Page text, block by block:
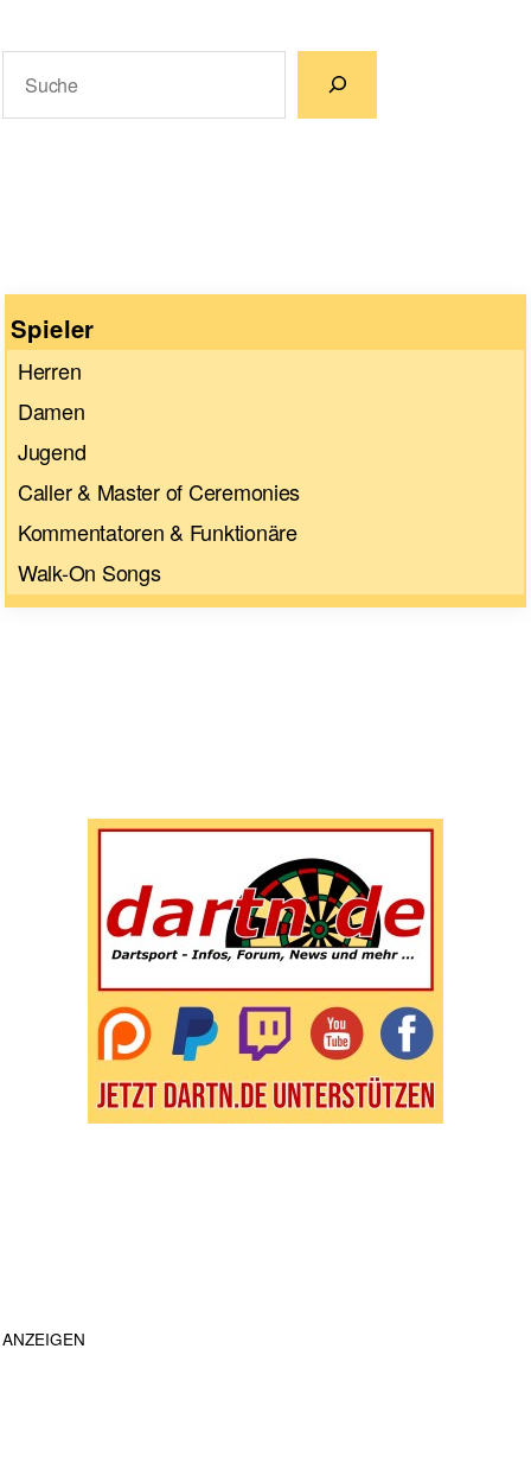
Spieler
Herren
Damen
Jugend
Caller & Master of Ceremonies
Kommentatoren & Funktionäre
Walk-On Songs
ANZEIGEN